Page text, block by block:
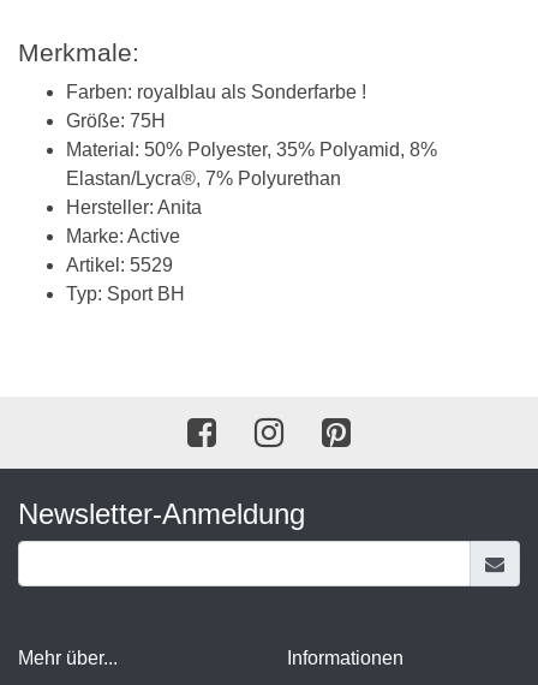
Merkmale:
Farben: royalblau als Sonderfarbe !
Größe: 75H
Material: 50% Polyester, 35% Polyamid, 8%
Elastan/Lycra®, 7% Polyurethan
Hersteller: Anita
Marke: Active
Artikel: 5529
Typ: Sport BH
Newsletter-Anmeldung
Mehr über... Informationen